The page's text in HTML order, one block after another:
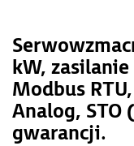
kW,
Modbus
Analog, STO
gwarancji.